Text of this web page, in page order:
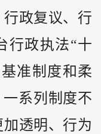
政复议、行
行政执法“十
准制度和柔
系列制度不
透明、行为